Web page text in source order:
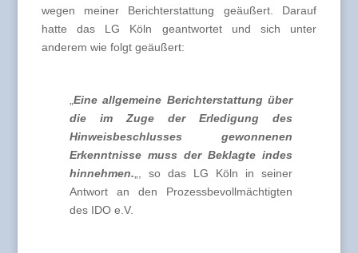
wegen meiner Berichterstattung geäußert. Darauf
hatte das LG Köln geantwortet und sich unter
anderem wie folgt geäußert:
„Eine allgemeine Berichterstattung über
die im Zuge der Erledigung des
Hinweisbeschlusses gewonnenen
Erkenntnisse muss der Beklagte indes
hinnehmen.„, so das LG Köln in seiner
Antwort an den Prozessbevollmächtigten
des IDO e.V.